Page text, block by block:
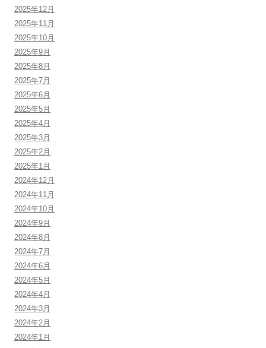
2025年12月
2025年11月
2025年10月
2025年9月
2025年8月
2025年7月
2025年6月
2025年5月
2025年4月
2025年3月
2025年2月
2025年1月
2024年12月
2024年11月
2024年10月
2024年9月
2024年8月
2024年7月
2024年6月
2024年5月
2024年4月
2024年3月
2024年2月
2024年1月